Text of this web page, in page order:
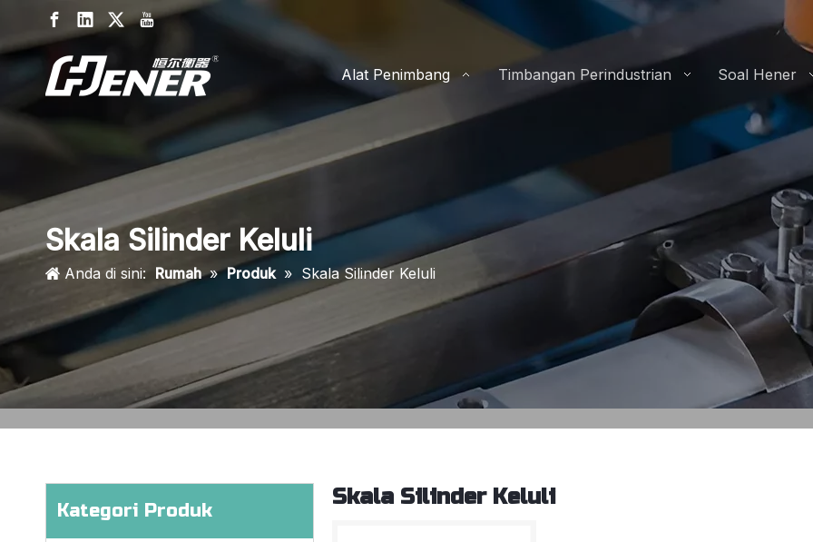
Alat Penimbang Timbangan Perindustrian Soal Hener
Skala Silinder Keluli
Anda di sini: Rumah » Produk » Skala Silinder Keluli
Kategori Produk
Skala Silinder Keluli